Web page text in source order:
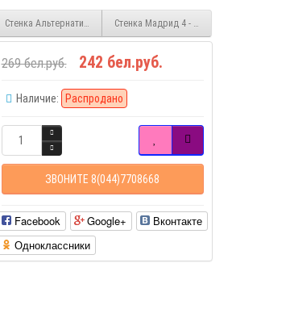
Стенка Альтернатива- Шкаф 3х створчатыйСтенка Мадрид 4 - Центральная секция
269 бел.руб. 242 бел.руб.
Наличие: Распродано
ЗВОНИТЕ 8(044)7708668
Facebook Google+
Вконтакте
Одноклассники